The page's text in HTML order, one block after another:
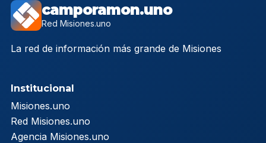
camporamon.uno
Red Misiones.uno
La red de información más grande de Misiones
Institucional
Misiones.uno
Red Misiones.uno
Agencia Misiones.uno